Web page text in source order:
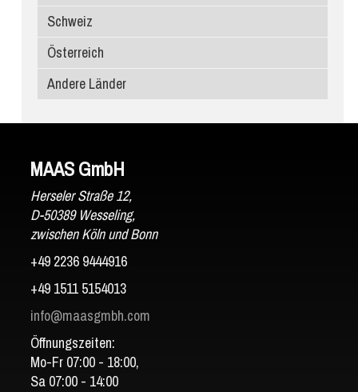
Porcelanosa
Atlas Plan
SapienStone
Laminam
Schweiz
Österreich
Andere Länder
MAAS GmbH
Herseler Straße 12,
D-50389 Wesseling,
zwischen Köln und Bonn
+49 2236 9444916
+49 1511 5154013
info@maasgmbh.com
Öffnungszeiten:
Mo-Fr 07:00 - 18:00,
Sa 07:00 - 14:00